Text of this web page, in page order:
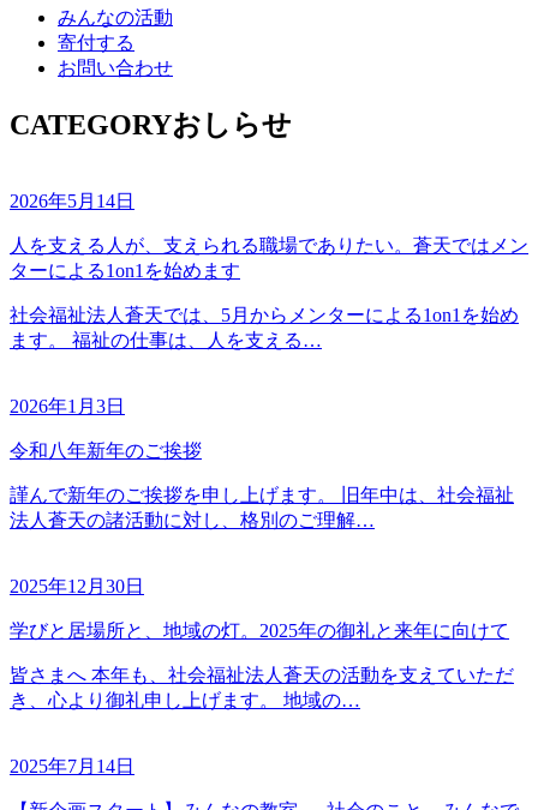
みんなの活動
寄付する
お問い合わせ
CATEGORYおしらせ
2026年5月14日
人を支える人が、支えられる職場でありたい。蒼天ではメン
ターによる1on1を始めます
社会福祉法人蒼天では、5月からメンターによる1on1を始め
ます。 福祉の仕事は、人を支える…
2026年1月3日
令和八年新年のご挨拶
謹んで新年のご挨拶を申し上げます。 旧年中は、社会福祉
法人蒼天の諸活動に対し、格別のご理解…
2025年12月30日
学びと居場所と、地域の灯。2025年の御礼と来年に向けて
皆さまへ 本年も、社会福祉法人蒼天の活動を支えていただ
き、心より御礼申し上げます。 地域の…
2025年7月14日